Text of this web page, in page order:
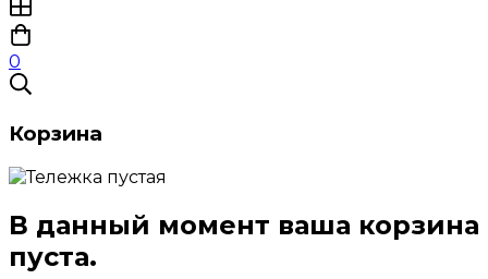
0
Корзина
В данный момент ваша корзина
пуста.